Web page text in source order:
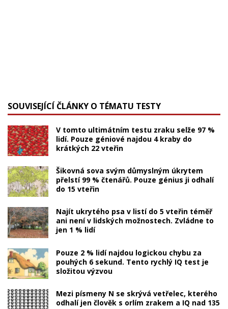
SOUVISEJÍCÍ ČLÁNKY O TÉMATU TESTY
V tomto ultimátním testu zraku selže 97 %
lidí. Pouze géniové najdou 4 kraby do
krátkých 22 vteřin
Šikovná sova svým důmyslným úkrytem
přelstí 99 % čtenářů. Pouze génius ji odhalí
do 15 vteřin
Najít ukrytého psa v listí do 5 vteřin téměř
ani není v lidských možnostech. Zvládne to
jen 1 % lidí
Pouze 2 % lidí najdou logickou chybu za
pouhých 6 sekund. Tento rychlý IQ test je
složitou výzvou
Mezi písmeny N se skrývá vetřelec, kterého
odhalí jen člověk s orlím zrakem a IQ nad 135